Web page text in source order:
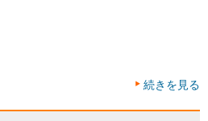
続きを見る